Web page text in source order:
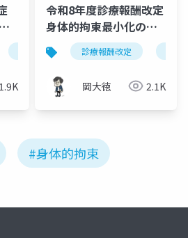
認知症ケア加算 身体的拘束
1.9K
令和8年度診療報酬改定
身体的拘束最小化の全
体像｜3つの見直しと施
設経営への影響
診療報酬改定
岡大徳 2.1K
#身体的拘束